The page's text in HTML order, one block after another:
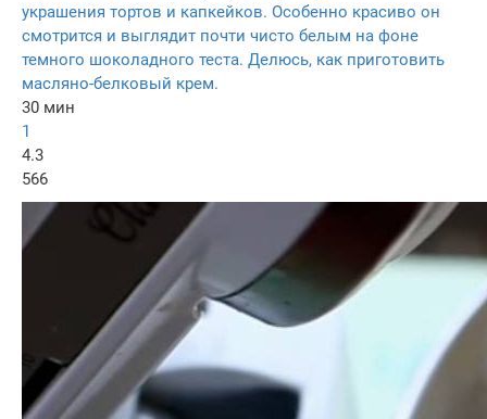
украшения тортов и капкейков. Особенно красиво он
смотрится и выглядит почти чисто белым на фоне
темного шоколадного теста. Делюсь, как приготовить
масляно-белковый крем.
30 мин
1
4.3
566